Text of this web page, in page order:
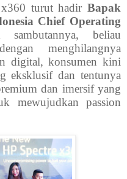
x360 turut hadir Bapak
Chief Operating
beliau
menghilangnya
digital, konsumen kini
eksklusif dan tentunya
dan imersif yang
mewujudkan passion